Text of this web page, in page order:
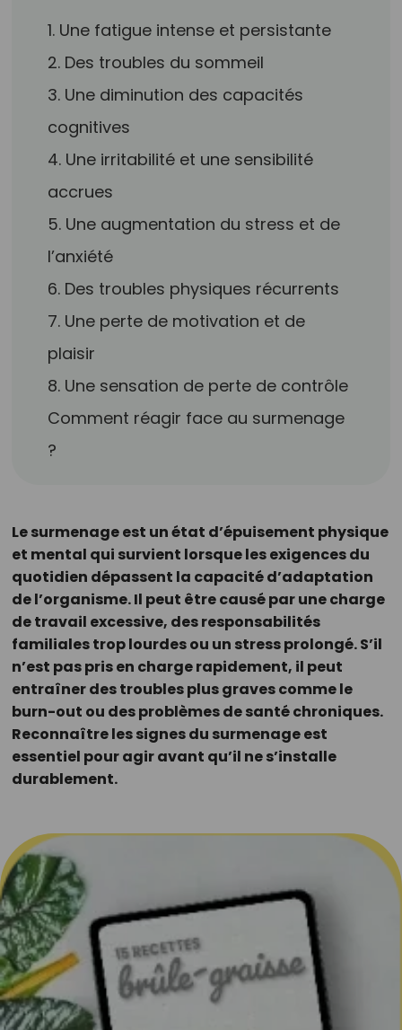
1. Une fatigue intense et persistante
2. Des troubles du sommeil
3. Une diminution des capacités
cognitives
4. Une irritabilité et une sensibilité
accrues
5. Une augmentation du stress et de
l’anxiété
6. Des troubles physiques récurrents
7. Une perte de motivation et de
plaisir
8. Une sensation de perte de contrôle
Comment réagir face au surmenage
?
Le surmenage est un état d’épuisement physique
et mental qui survient lorsque les exigences du
quotidien dépassent la capacité d’adaptation
de l’organisme. Il peut être causé par une charge
de travail excessive, des responsabilités
familiales trop lourdes ou un stress prolongé. S’il
n’est pas pris en charge rapidement, il peut
entraîner des troubles plus graves comme le
burn-out ou des problèmes de santé chroniques.
Reconnaître les signes du surmenage est
essentiel pour agir avant qu’il ne s’installe
durablement.